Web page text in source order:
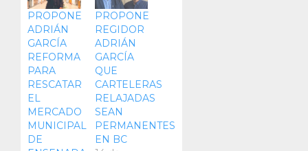
PROPONE
ADRIÁN
GARCÍA
REFORMA
PARA
RESCATAR
EL
MERCADO
MUNICIPAL
DE
PROPONE
REGIDOR
ADRIÁN
GARCÍA
QUE
CARTELERAS
RELAJADAS
SEAN
PERMANENTES
EN BC